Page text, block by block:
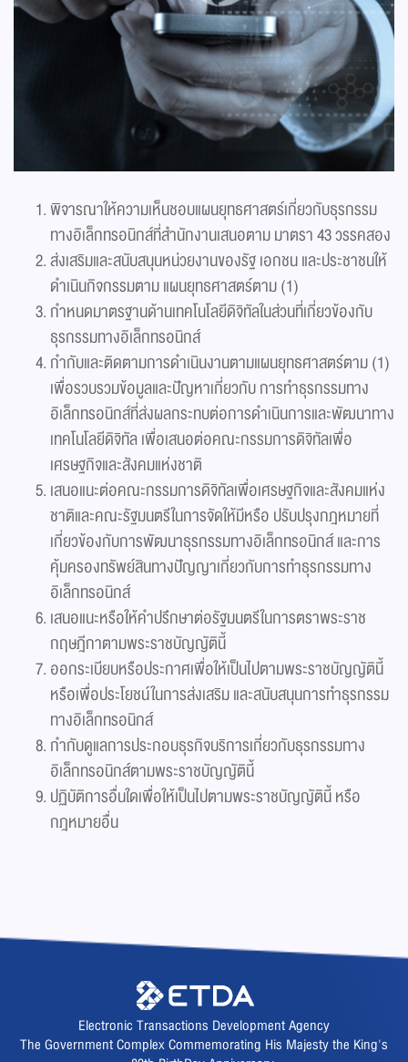
พิจารณาให้ความเห็นชอบแผนยุทธศาสตร์เกี่ยวกับธุรกรรม
ทางอิเล็กทรอนิกส์ที่สำนักงานเสนอตาม มาตรา 43 วรรคสอง
ส่งเสริมและสนับสนุนหน่วยงานของรัฐ เอกชน และประชาชนให้
ดำเนินกิจกรรมตาม แผนยุทธศาสตร์ตาม (1)
กำหนดมาตรฐานด้านเทคโนโลยีดิจิทัลในส่วนที่เกี่ยวข้องกับ
ธุรกรรมทางอิเล็กทรอนิกส์
กำกับและติดตามการดำเนินงานตามแผนยุทธศาสตร์ตาม (1)
เพื่อรวบรวมข้อมูลและปัญหาเกี่ยวกับ การทำธุรกรรมทาง
อิเล็กทรอนิกส์ที่ส่งผลกระทบต่อการดำเนินการและพัฒนาทาง
เทคโนโลยีดิจิทัล เพื่อเสนอต่อคณะกรรมการดิจิทัลเพื่อ
เศรษฐกิจและสังคมแห่งชาติ
เสนอแนะต่อคณะกรรมการดิจิทัลเพื่อเศรษฐกิจและสังคมแห่ง
ชาติและคณะรัฐมนตรีในการจัดให้มีหรือ ปรับปรุงกฎหมายที่
เกี่ยวข้องกับการพัฒนาธุรกรรมทางอิเล็กทรอนิกส์ และการ
คุ้มครองทรัพย์สินทางปัญญาเกี่ยวกับการทำธุรกรรมทาง
อิเล็กทรอนิกส์
เสนอแนะหรือให้คำปรึกษาต่อรัฐมนตรีในการตราพระราช
กฤษฎีกาตามพระราชบัญญัตินี้
ออกระเบียบหรือประกาศเพื่อให้เป็นไปตามพระราชบัญญัตินี้
หรือเพื่อประโยชน์ในการส่งเสริม และสนับสนุนการทำธุรกรรม
ทางอิเล็กทรอนิกส์
กำกับดูแลการประกอบธุรกิจบริการเกี่ยวกับธุรกรรมทาง
อิเล็กทรอนิกส์ตามพระราชบัญญัตินี้
ปฏิบัติการอื่นใดเพื่อให้เป็นไปตามพระราชบัญญัตินี้ หรือ
กฎหมายอื่น
Electronic Transactions Development Agency
The Government Complex Commemorating His Majesty the King's